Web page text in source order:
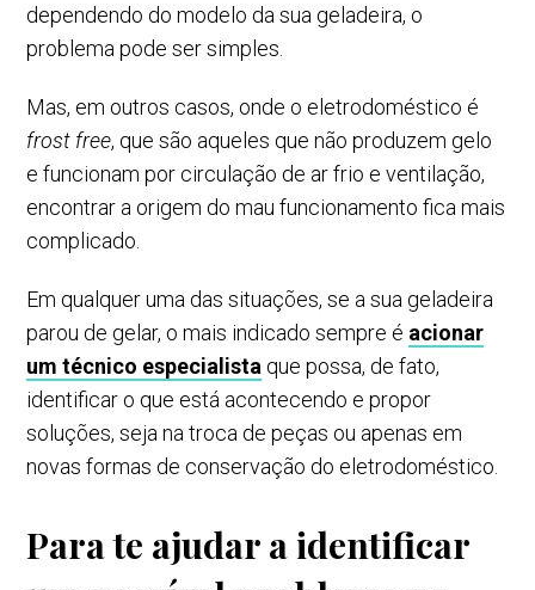
dependendo do modelo da sua geladeira, o
problema pode ser simples.
Mas, em outros casos, onde o eletrodoméstico é
frost free, que são aqueles que não produzem gelo
e funcionam por circulação de ar frio e ventilação,
encontrar a origem do mau funcionamento fica mais
complicado.
Em qualquer uma das situações, se a sua geladeira
parou de gelar, o mais indicado sempre é acionar
um técnico especialista que possa, de fato,
identificar o que está acontecendo e propor
soluções, seja na troca de peças ou apenas em
novas formas de conservação do eletrodoméstico.
Para te ajudar a identificar